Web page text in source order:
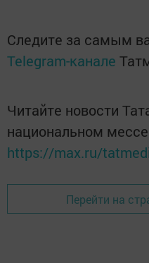
Следите за самым
Telegram-канале
Читайте новости
национальном
https://max.ru/
Перейти на